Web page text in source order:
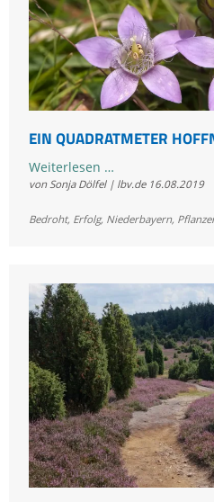
EIN QUADRATMETER
Weiterlesen …Ein
Quadratmeter
von Sonja Dölfel | lbv.de 16.08.2019
Bedroht, Erfolg, Niederbayern,